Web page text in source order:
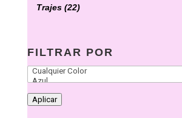
Trajes (22)
FILTRAR POR
Aplicar